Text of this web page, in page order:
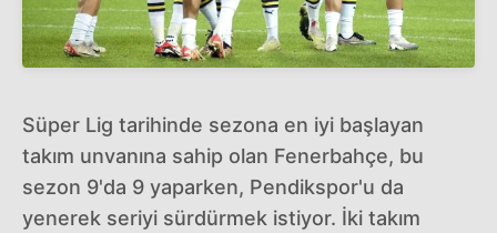
Süper Lig tarihinde sezona en iyi başlayan
takım unvanına sahip olan Fenerbahçe, bu
sezon 9'da 9 yaparken, Pendikspor'u da
yenerek seriyi sürdürmek istiyor. İki takım